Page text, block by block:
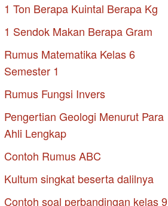
1 Ton Berapa Kuintal Berapa Kg
1 Sendok Makan Berapa Gram
Rumus Matematika Kelas 6
Semester 1
Rumus Fungsi Invers
Pengertian Geologi Menurut Para
Ahli Lengkap
Contoh Rumus ABC
Kultum singkat beserta dalilnya
Contoh soal perbandingan kelas 9